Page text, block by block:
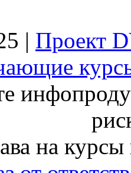
| Проект
на